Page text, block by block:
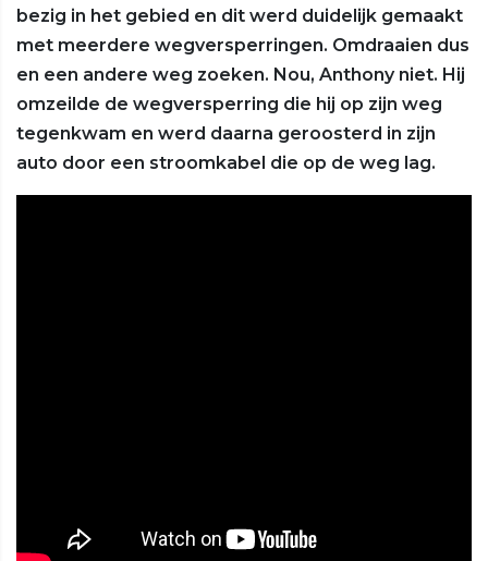
bezig in het gebied en dit werd duidelijk gemaakt
met meerdere wegversperringen. Omdraaien dus
en een andere weg zoeken. Nou, Anthony niet. Hij
omzeilde de wegversperring die hij op zijn weg
tegenkwam en werd daarna geroosterd in zijn
auto door een stroomkabel die op de weg lag.